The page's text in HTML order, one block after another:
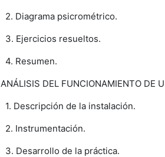
2. Diagrama psicrométrico.
3. Ejercicios resueltos.
4. Resumen.
ANÁLISIS DEL FUNCIONAMIENTO DE
1. Descripción de la instalación.
2. Instrumentación.
3. Desarrollo de la práctica.